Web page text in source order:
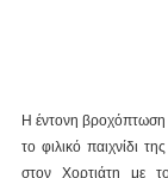
Η έντονη βροχόπτωση
το φιλικό παιχνίδι
στον Χορτιάτη με